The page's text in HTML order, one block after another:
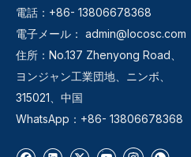
電話：+86- 13806678368
電子メール： admin@locosc.com
住所：No.137 Zhenyong Road、
ヨンジャン工業団地、ニンボ、
315021、中国
WhatsApp：+86- 13806678368